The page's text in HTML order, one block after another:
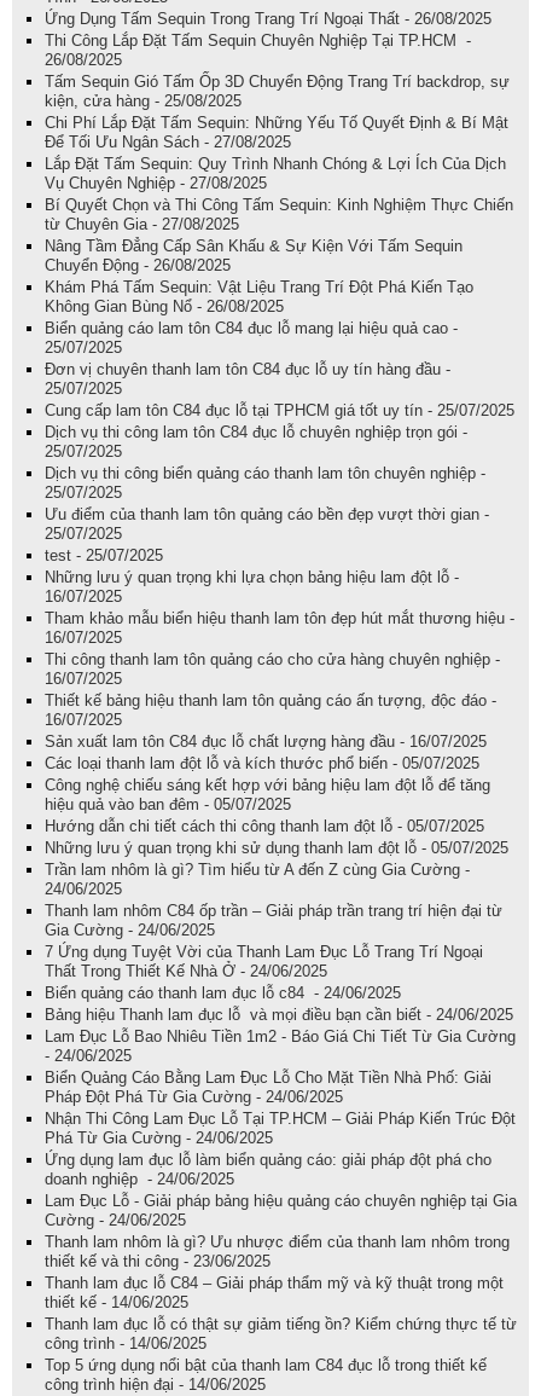
Ứng Dụng Tấm Sequin Trong Trang Trí Ngoại Thất - 26/08/2025
Thi Công Lắp Đặt Tấm Sequin Chuyên Nghiệp Tại TP.HCM -
26/08/2025
Tấm Sequin Gió Tấm Ốp 3D Chuyển Động Trang Trí backdrop, sự
kiện, cửa hàng - 25/08/2025
Chi Phí Lắp Đặt Tấm Sequin: Những Yếu Tố Quyết Định & Bí Mật
Để Tối Ưu Ngân Sách - 27/08/2025
Lắp Đặt Tấm Sequin: Quy Trình Nhanh Chóng & Lợi Ích Của Dịch
Vụ Chuyên Nghiệp - 27/08/2025
Bí Quyết Chọn và Thi Công Tấm Sequin: Kinh Nghiệm Thực Chiến
từ Chuyên Gia - 27/08/2025
Nâng Tầm Đẳng Cấp Sân Khấu & Sự Kiện Với Tấm Sequin
Chuyển Động - 26/08/2025
Khám Phá Tấm Sequin: Vật Liệu Trang Trí Đột Phá Kiến Tạo
Không Gian Bùng Nổ - 26/08/2025
Biển quảng cáo lam tôn C84 đục lỗ mang lại hiệu quả cao -
25/07/2025
Đơn vị chuyên thanh lam tôn C84 đục lỗ uy tín hàng đầu -
25/07/2025
Cung cấp lam tôn C84 đục lỗ tại TPHCM giá tốt uy tín - 25/07/2025
Dịch vụ thi công lam tôn C84 đục lỗ chuyên nghiệp trọn gói -
25/07/2025
Dịch vụ thi công biển quảng cáo thanh lam tôn chuyên nghiệp -
25/07/2025
Ưu điểm của thanh lam tôn quảng cáo bền đẹp vượt thời gian -
25/07/2025
test - 25/07/2025
Những lưu ý quan trọng khi lựa chọn bảng hiệu lam đột lỗ -
16/07/2025
Tham khảo mẫu biển hiệu thanh lam tôn đẹp hút mắt thương hiệu -
16/07/2025
Thi công thanh lam tôn quảng cáo cho cửa hàng chuyên nghiệp -
16/07/2025
Thiết kế bảng hiệu thanh lam tôn quảng cáo ấn tượng, độc đáo -
16/07/2025
Sản xuất lam tôn C84 đục lỗ chất lượng hàng đầu - 16/07/2025
Các loại thanh lam đột lỗ và kích thước phổ biến - 05/07/2025
Công nghệ chiếu sáng kết hợp với bảng hiệu lam đột lỗ để tăng
hiệu quả vào ban đêm - 05/07/2025
Hướng dẫn chi tiết cách thi công thanh lam đột lỗ - 05/07/2025
Những lưu ý quan trọng khi sử dụng thanh lam đột lỗ - 05/07/2025
Trần lam nhôm là gì? Tìm hiểu từ A đến Z cùng Gia Cường -
24/06/2025
Thanh lam nhôm C84 ốp trần – Giải pháp trần trang trí hiện đại từ
Gia Cường - 24/06/2025
7 Ứng dụng Tuyệt Vời của Thanh Lam Đục Lỗ Trang Trí Ngoại
Thất Trong Thiết Kế Nhà Ở - 24/06/2025
Biển quảng cáo thanh lam đục lỗ c84 - 24/06/2025
Bảng hiệu Thanh lam đục lỗ và mọi điều bạn cần biết - 24/06/2025
Lam Đục Lỗ Bao Nhiêu Tiền 1m2 - Báo Giá Chi Tiết Từ Gia Cường
- 24/06/2025
Biển Quảng Cáo Bằng Lam Đục Lỗ Cho Mặt Tiền Nhà Phố: Giải
Pháp Đột Phá Từ Gia Cường - 24/06/2025
Nhận Thi Công Lam Đục Lỗ Tại TP.HCM – Giải Pháp Kiến Trúc Đột
Phá Từ Gia Cường - 24/06/2025
Ứng dụng lam đục lỗ làm biển quảng cáo: giải pháp đột phá cho
doanh nghiệp - 24/06/2025
Lam Đục Lỗ - Giải pháp bảng hiệu quảng cáo chuyên nghiệp tại Gia
Cường - 24/06/2025
Thanh lam nhôm là gì? Ưu nhược điểm của thanh lam nhôm trong
thiết kế và thi công - 23/06/2025
Thanh lam đục lỗ C84 – Giải pháp thẩm mỹ và kỹ thuật trong một
thiết kế - 14/06/2025
Thanh lam đục lỗ có thật sự giảm tiếng ồn? Kiểm chứng thực tế từ
công trình - 14/06/2025
Top 5 ứng dụng nổi bật của thanh lam C84 đục lỗ trong thiết kế
công trình hiện đại - 14/06/2025